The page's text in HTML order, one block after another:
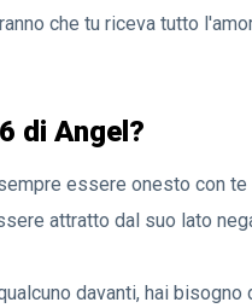
che tu riceva tutto
di Angel?
essere onesto con
attratto dal suo lato
davanti, hai